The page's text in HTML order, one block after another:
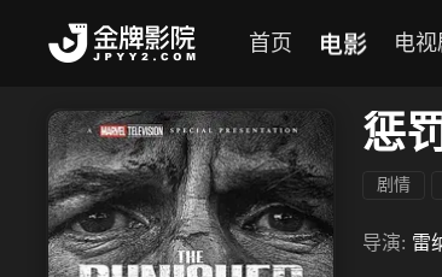
首页 电影 电视
惩
剧情
导演: 雷